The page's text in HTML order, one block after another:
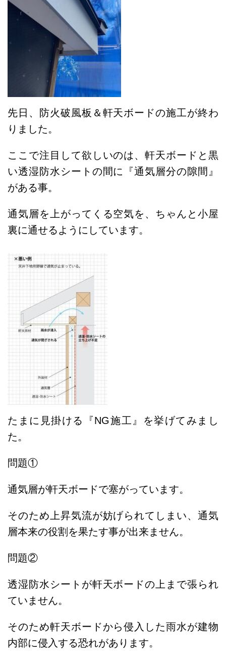
先日、防火破風板＆軒天ボードの施工が終わ
りました。
ここで注目して欲しいのは、軒天ボードと黒
い透湿防水シートの間に『通気層分の隙間』
がある事。
通気層を上がってくる空気を、ちゃんと小屋
裏に通せるようにしています。
たまに見掛ける『NG施工』を挙げてみまし
た。
問題①
通気層が軒天ボードで塞がっています。
そのため上昇気流が妨げられてしまい、通気
層本来の役割を果たす事が出来ません。
問題②
透湿防水シートが軒天ボードの上まで張られ
ていません。
そのため軒天ボードから侵入した雨水が建物
内部に侵入する恐れがあります。